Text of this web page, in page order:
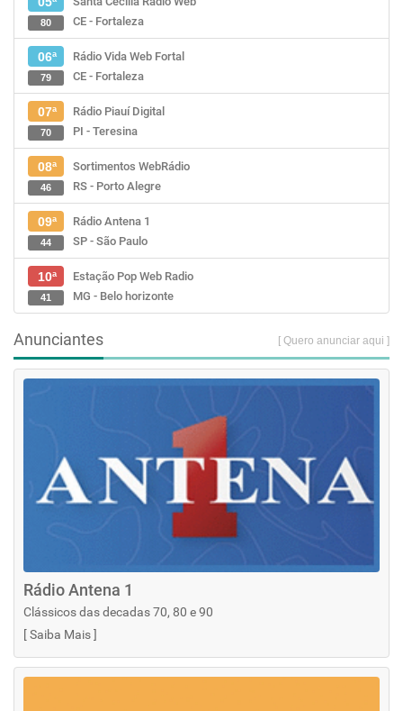
CE - Fortaleza
80
06ª
Rádio Vida Web Fortal
CE - Fortaleza
79
07ª
Rádio Piauí Digital
PI - Teresina
70
08ª
Sortimentos WebRádio
RS - Porto Alegre
46
09ª
Rádio Antena 1
SP - São Paulo
44
10ª
Estação Pop Web Radio
MG - Belo horizonte
41
Anunciantes [ Quero anunciar aqui ]
Rádio Antena 1
Clássicos das decadas 70, 80 e 90
[Saiba Mais]